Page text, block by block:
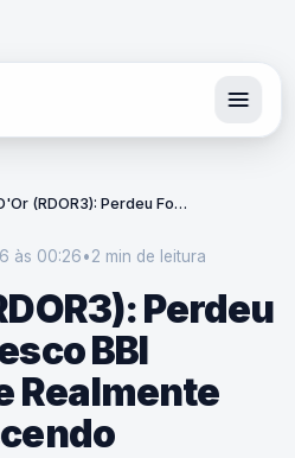
Rede D'Or (RDOR3): Perdeu Força? Bradesco BBI Revela o Que Realmente Está Acontecendo
às 00:26•2 min de leitura
Perdeu
BBI
Realmente